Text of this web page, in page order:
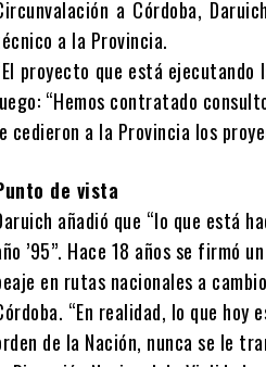
a Córdoba,
a la Provincia.
proyecto que está
“Hemos contratado
cedieron a la Provincia los
de vista
añadió que “lo que está
’95”. Hace 18 años se firmó
en rutas nacionales a
“En realidad, lo que
de la Nación, nunca se le